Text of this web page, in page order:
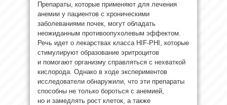
Препараты, которые применяют для лечения
анемии у пациентов с хроническими
заболеваниями почек, могут обладать
неожиданным противоопухолевым эффектом.
Речь идет о лекарствах класса HIF-PHI, которые
стимулируют образование эритроцитов
и помогают организму справляться с нехваткой
кислорода. Однако в ходе экспериментов
исследователи обнаружили, что эти препараты
способны не только бороться с анемией,
но и замедлять рост клеток, а также